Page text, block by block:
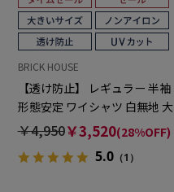
BRICK HOUSE
【透け防止】 レギュラー 半袖
形態安定 ワイシャツ 白無地 大
きいサイズ
￥4,950￥3,520(28%OFF)
5.0（1）